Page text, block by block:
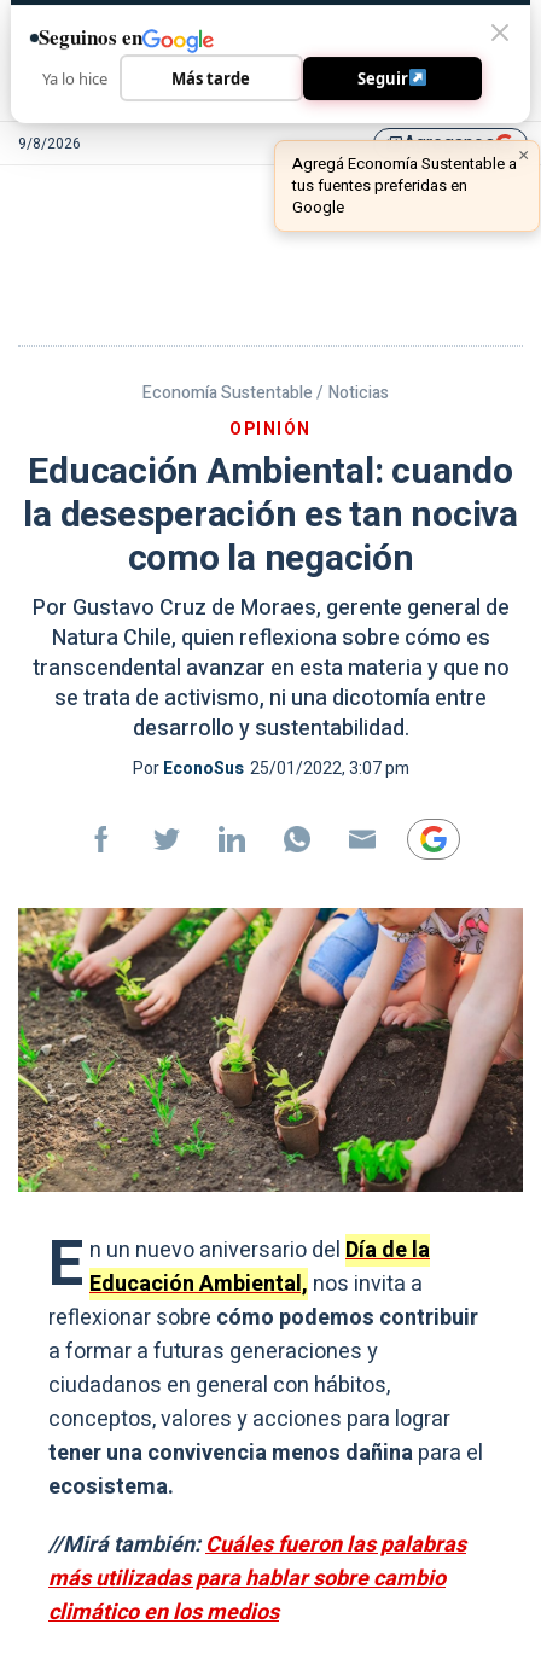
9/8/2026 library_addAgreganos
Economía Sustentable / Noticias
OPINIÓN
Educación Ambiental: cuando
la desesperación es tan nociva
como la negación
Por Gustavo Cruz de Moraes, gerente general de
Natura Chile, quien reflexiona sobre cómo es
transcendental avanzar en esta materia y que no
se trata de activismo, ni una dicotomía entre
desarrollo y sustentabilidad.
PorEconoSus 25/01/2022, 3:07 pm
E n un nuevo aniversario delDía de la
Educación Ambiental, nos invita a
reflexionar sobre cómo podemos contribuir
a formar a futuras generaciones y
ciudadanos en general con hábitos,
conceptos, valores y acciones para lograr
tener una convivencia menos dañinapara el
ecosistema.
//Mirá también:Cuáles fueron las palabras
más utilizadas para hablar sobre cambio
climático en los medios
Seguinos en
Ya lo hice Más tarde Seguir